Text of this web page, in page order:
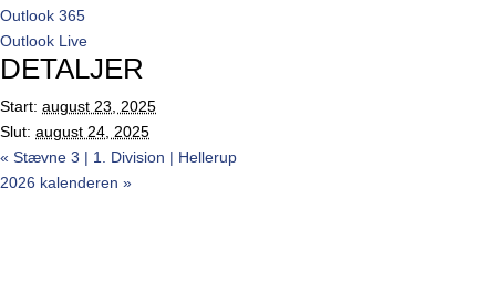
Outlook 365
Outlook Live
DETALJER
Start: august 23, 2025
Slut: august 24, 2025
« Stævne 3 | 1. Division | Hellerup
2026 kalenderen »